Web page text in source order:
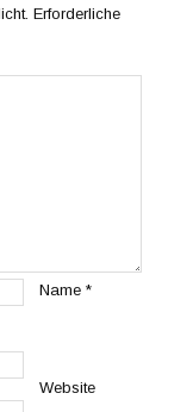
Erforderliche
Name*
Website